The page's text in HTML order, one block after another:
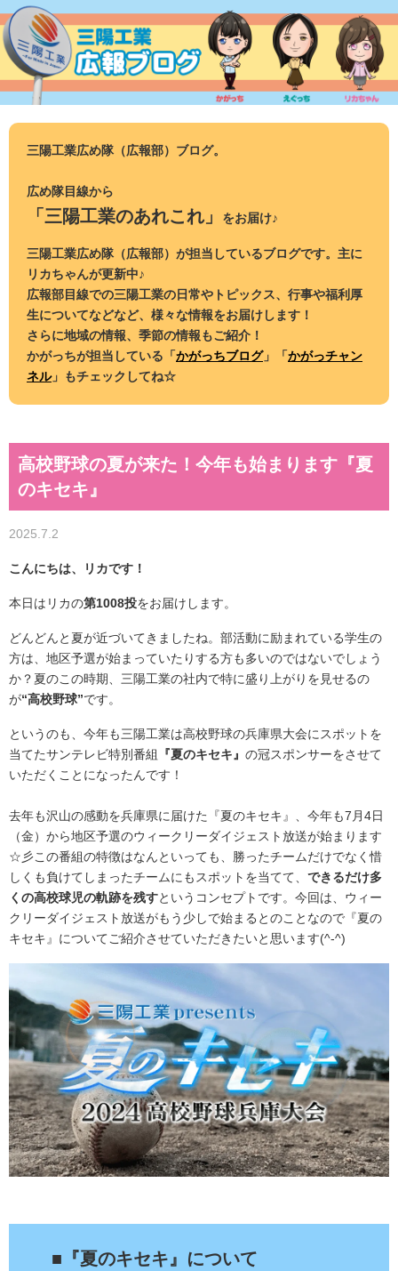
ン
テ
ツ
三陽工業広め隊（広報部）ブログ。
広め隊目線から
「三陽工業のあれこれ」 をお届け♪
三陽工業広め隊（広報部）が担当しているブログです。主に
リカちゃんが更新中♪
広報部目線での三陽工業の日常やトピックス、行事や福利厚
生についてなどなど、様々な情報をお届けします！
さらに地域の情報、季節の情報もご紹介！
かがっちが担当している「かがっちブログ」「かがっチャン
ネル」もチェックしてね☆
高校野球の夏が来た！今年も始まります『夏
のキセキ』
2025.7.2
こんにちは、リカです！
本日はリカの第1008投をお届けします。
どんどんと夏が近づいてきましたね。部活動に励まれている学生の
方は、地区予選が始まっていたりする方も多いのではないでしょう
か？夏のこの時期、三陽工業の社内で特に盛り上がりを見せるの
が“高校野球”です。
というのも、今年も三陽工業は高校野球の兵庫県大会にスポットを
当てたサンテレビ特別番組
『夏のキセキ』 の冠スポンサーをさせて
いただくことになったんです！
去年も沢山の感動を兵庫県に届けた『夏のキセキ』、今年も7月4日
（金）から地区予選のウィークリーダイジェスト放送が始まります
☆彡この番組の特徴はなんといっても、勝ったチームだけでなく惜
しくも負けてしまったチームにもスポットを当てて、 できるだけ多
くの高校球児の軌跡を残すというコンセプトです。今回は、ウィー
クリーダイジェスト放送がもう少しで始まるとのことなので『夏の
キセキ』についてご紹介させていただきたいと思います(^-^)
■『夏のキセキ』について